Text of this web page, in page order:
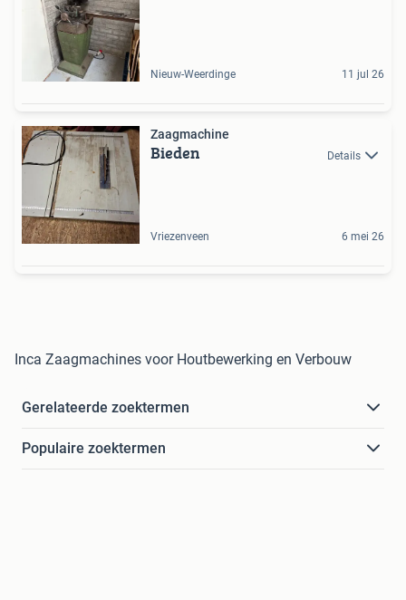
Nieuw-Weerdinge 11 jul 26
Zaagmachine
Bieden Details
Vriezenveen 6 mei 26
Inca Zaagmachines voor Houtbewerking en Verbouw
Gerelateerde zoektermen
Populaire zoektermen